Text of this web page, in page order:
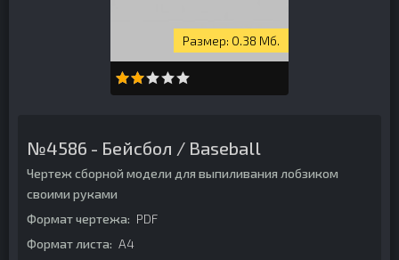
0.38 Мб.
№4586 - Бейсбол / Baseball
Чертеж сборной модели для выпиливания лобзиком
своими руками
Формат чертежа: PDF
Формат листа: А4